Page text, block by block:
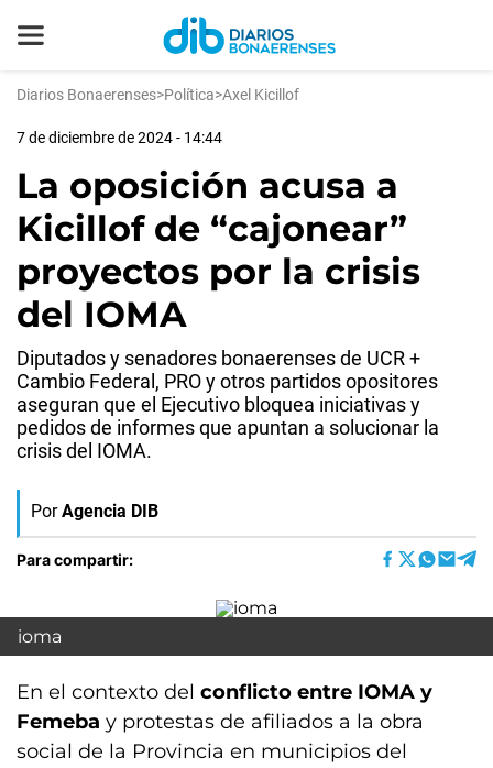
Diarios Bonaerenses>Política>Axel Kicillof
7 de diciembre de 2024 - 14:44
La oposición acusa a
Kicillof de “cajonear”
proyectos por la crisis
del IOMA
Diputados y senadores bonaerenses de UCR +
Cambio Federal, PRO y otros partidos opositores
aseguran que el Ejecutivo bloquea iniciativas y
pedidos de informes que apuntan a solucionar la
crisis del IOMA.
Por Agencia DIB
Para compartir:
ioma
En el contexto del conflicto entre IOMA y
Femeba y protestas de afiliados a la obra
social de la Provincia en municipios del